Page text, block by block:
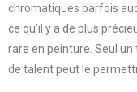
chromatiques parfois
ce qu’il y a de plus
rare en peinture. Seul un
de talent peut le